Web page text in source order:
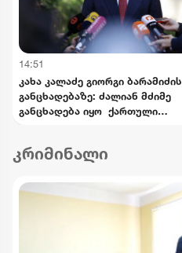
14:51
კახა კალაძე გიორგი ბარამიძის
განცხადებაზე: ძალიან მძიმე
განცხადება იყო ქართული
კრიმინალი